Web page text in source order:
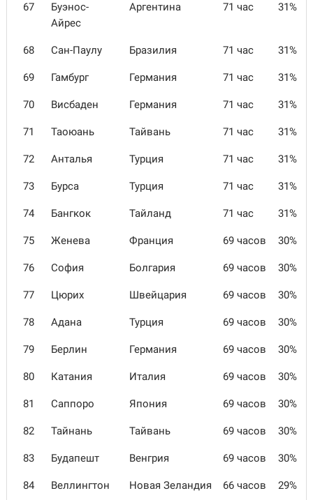
67
Буэнос-
Айрес
Аргентина 71 час 31%
68 Сан-Паулу Бразилия 71 час 31%
69 Гамбург Германия 71 час 31%
70 Висбаден Германия 71 час 31%
71 Таоюань Тайвань 71 час 31%
72 Анталья Турция 71 час 31%
73 Бурса Турция 71 час 31%
74 Бангкок Тайланд 71 час 31%
75 Женева Франция 69 часов 30%
76 София Болгария 69 часов 30%
77 Цюрих Швейцария 69 часов 30%
78 Адана Турция 69 часов 30%
79 Берлин Германия 69 часов 30%
80 Катания Италия 69 часов 30%
81 Саппоро Япония 69 часов 30%
82 Тайнань Тайвань 69 часов 30%
83 Будапешт Венгрия 69 часов 30%
84 Веллингтон Новая Зеландия 66 часов 29%